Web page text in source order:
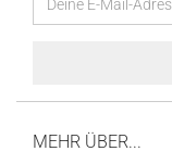
MEHR ÜBER...